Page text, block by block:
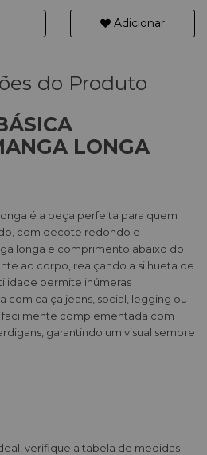
Adicionar
do Produto
LONGA
é a peça perfeita para quem
com decote redondo e
longa e comprimento abaixo do
ao corpo, realçando a silhueta de
permite inúmeras
com calça jeans, social, legging ou
facilmente complementada com
garantindo um visual sempre
verifique a tabela de medidas